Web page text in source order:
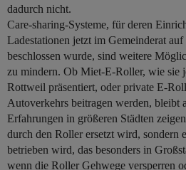
dadurch nicht.
Care-sharing-Systeme, für deren
Ladestationen jetzt im Gemeinderat
beschlossen wurde, sind weitere
zu mindern. Ob Miet-E-Roller, wie sie
Rottweil präsentiert, oder private E-
Autoverkehrs beitragen werden, bleibt
Erfahrungen in größeren Städten
durch den Roller ersetzt wird, sondern
betrieben wird, das besonders in
wenn die Roller Gehwege versperren